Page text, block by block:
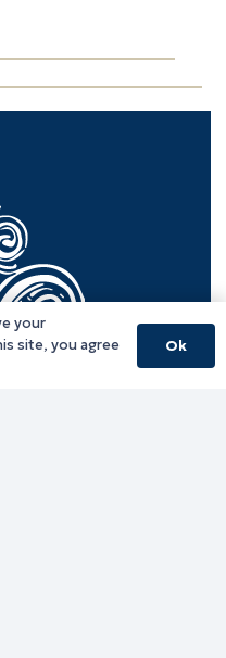
your
site, you agree
Ok